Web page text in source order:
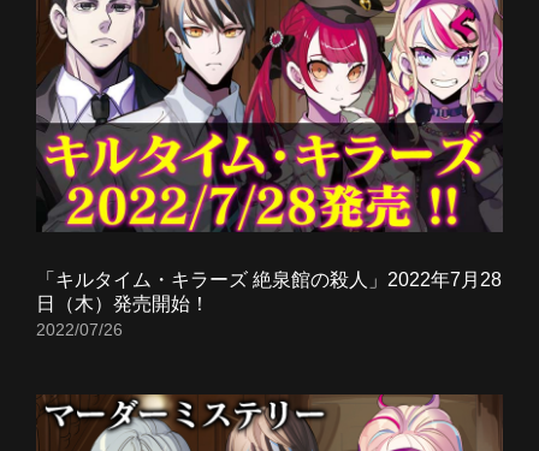
「キルタイム・キラーズ 絶泉館の殺人」2022年7月28
日（木）発売開始！
2022/07/26